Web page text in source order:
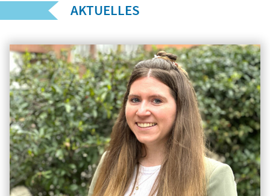
AKTUELLES